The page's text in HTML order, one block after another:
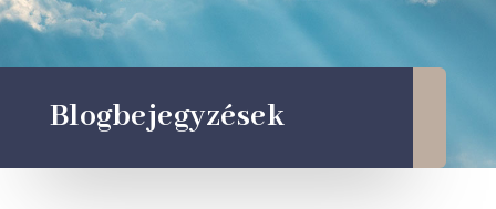
Blogbejegyzések